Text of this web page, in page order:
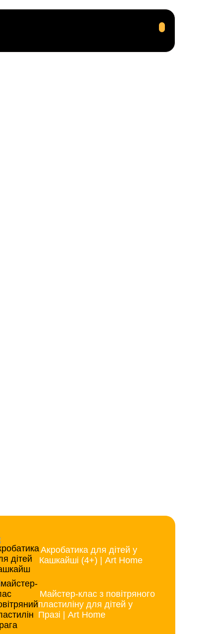
Акробатика для дітей у
Кашкайші (4+) | Art Home
Майстер-клас з повітряного
пластиліну для дітей у
Празі | Art Home